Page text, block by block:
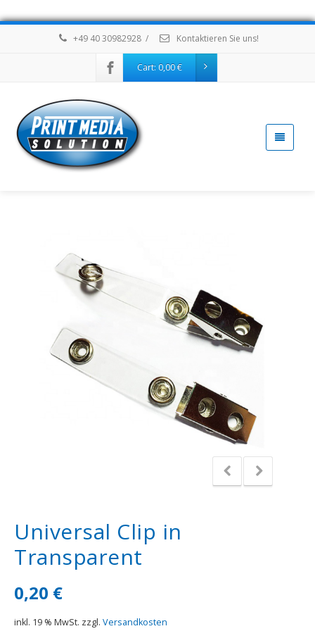
+49 40 30982928 / Kontaktieren Sie uns!
Cart: 0,00€
Universal Clip in
Transparent
0,20 €
inkl. 19 % MwSt. zzgl. Versandkosten